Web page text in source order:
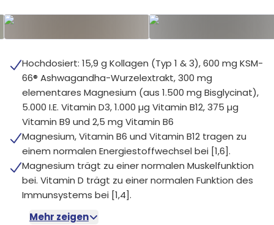
Hochdosiert: 15,9 g Kollagen (Typ 1 & 3), 600 mg KSM-
66® Ashwagandha-Wurzelextrakt, 300 mg
elementares Magnesium (aus 1.500 mg Bisglycinat),
5.000 I.E. Vitamin D3, 1.000 µg Vitamin B12, 375 µg
Vitamin B9 und 2,5 mg Vitamin B6
Magnesium, Vitamin B6 und Vitamin B12 tragen zu
einem normalen Energiestoffwechsel bei [1,6].
Magnesium trägt zu einer normalen Muskelfunktion
bei. Vitamin D trägt zu einer normalen Funktion des
Immunsystems bei [1,4].
Mehr zeigen